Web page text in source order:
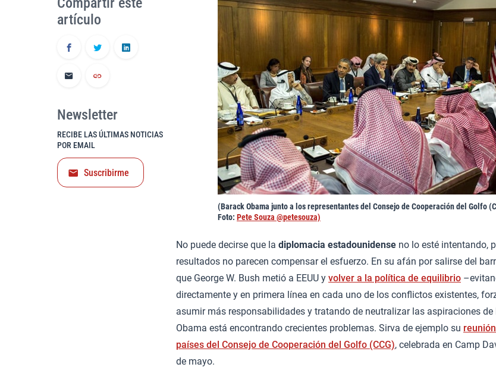
(Barack Obama junto a los representantes del Consejo de Cooperación del Golfo
Foto: Pete Souza @petesouza)
No puede decirse que la diplomacia estadounidense no lo esté intentando,
resultados no parecen compensar el esfuerzo. En su afán por salirse del
que George W. Bush metió a EEUU y volver a la política de equilibrio
directamente y en primera línea en cada uno de los conflictos existentes,
asumir más responsabilidades y tratando de neutralizar las aspiraciones
Obama está encontrando crecientes problemas. Sirva de ejemplo su
países del Consejo de Cooperación del Golfo (CCG), celebrada en Camp
de mayo.
artículo
Newsletter
RECIBE LAS ÚLTIMAS NOTICIAS
POR EMAIL
Suscribirme